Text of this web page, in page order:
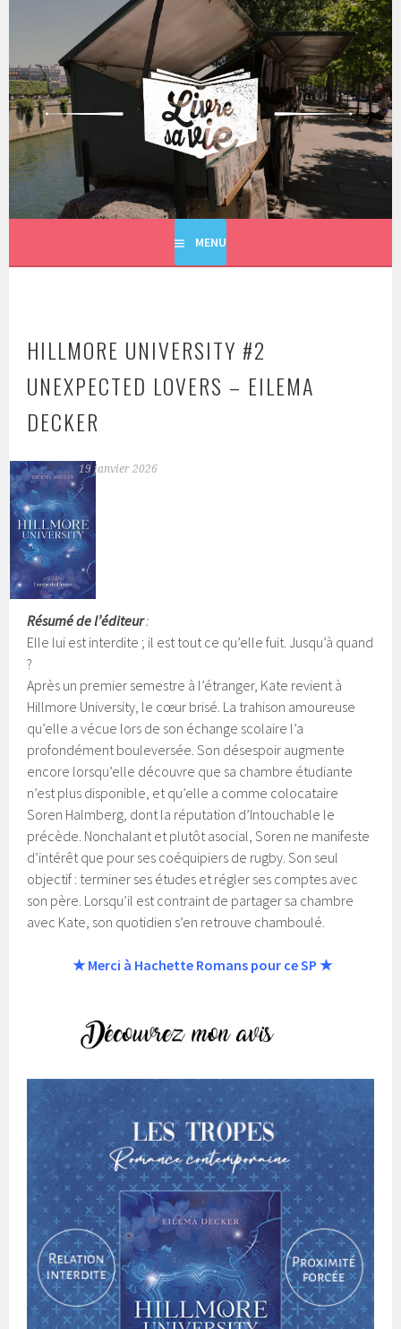
principal
LIVRE SA VIE
MENU
HILLMORE UNIVERSITY #2
UNEXPECTED LOVERS – EILEMA
DECKER
19 janvier 2026
Résumé de l’éditeur:
Elle lui est interdite ; il est tout ce qu’elle fuit. Jusqu’à quand
?
Après un premier semestre à l’étranger, Kate revient à
Hillmore University, le cœur brisé. La trahison amoureuse
qu’elle a vécue lors de son échange scolaire l’a
profondément bouleversée. Son désespoir augmente
encore lorsqu’elle découvre que sa chambre étudiante
n’est plus disponible, et qu’elle a comme colocataire
Soren Halmberg, dont la réputation d’Intouchable le
précède. Nonchalant et plutôt asocial, Soren ne manifeste
d’intérêt que pour ses coéquipiers de rugby. Son seul
objectif : terminer ses études et régler ses comptes avec
son père. Lorsqu’il est contraint de partager sa chambre
avec Kate, son quotidien s’en retrouve chamboulé.
★ Merci à Hachette Romans pour ce SP ★